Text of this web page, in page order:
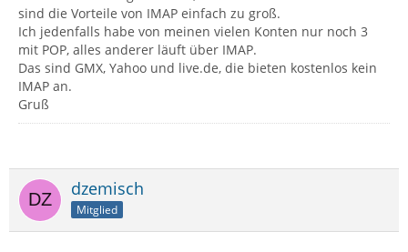
sind die Vorteile von IMAP einfach zu groß.
Ich jedenfalls habe von meinen vielen Konten nur noch 3
mit POP, alles anderer läuft über IMAP.
Das sind GMX, Yahoo und live.de, die bieten kostenlos kein
IMAP an.
Gruß
dzemisch
Mitglied